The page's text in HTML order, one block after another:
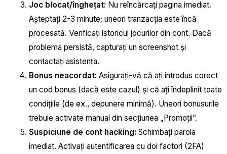
Joc blocat/înghețat: Nu reîncărcați pagina imediat.
Așteptați 2-3 minute; uneori tranzacția este încă
procesată. Verificați istoricul jocurilor din cont. Dacă
problema persistă, capturați un screenshot și
contactați asistența.
Bonus neacordat: Asigurați-vă că ați introdus corect
un cod bonus (dacă este cazul) și că ați îndeplinit toate
condițiile (de ex., depunere minimă). Uneori bonusurile
trebuie activate manual din secțiunea „Promoții”.
Suspiciune de cont hacking: Schimbați parola
imediat. Activați autentificarea cu doi factori (2FA)